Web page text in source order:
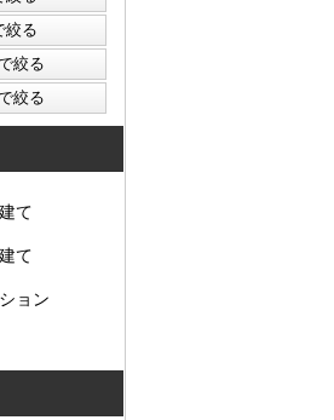
て
て
ョン